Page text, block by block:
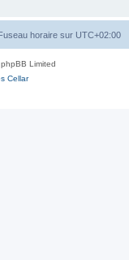
horaire sur UTC+02:00
Limited
Cellar